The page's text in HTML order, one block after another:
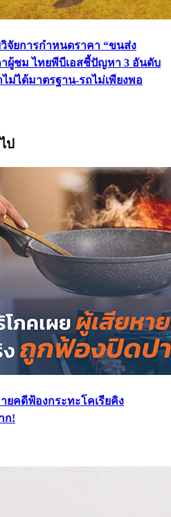
จัยการกำหนดราคา “ขนส่ง
ผู้ชม ไทยพีบีเอสชี้ปัญหา 3 อันดับ
ม่ได้มาตรฐาน-รถไม่เพียงพอ
ป
ยคดีฟ้องกระทะโคเรียคิง
ก!